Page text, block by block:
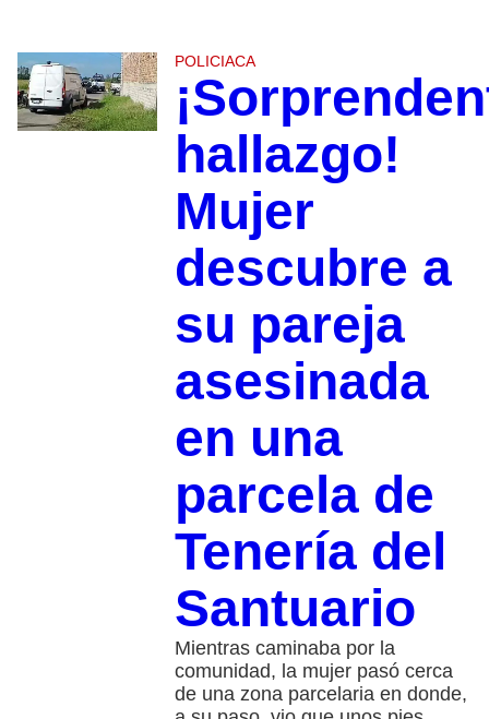
POLICIACA
hallazgo!
Mujer
descubre a
su pareja
asesinada
en una
parcela de
Tenería del
Santuario
Mientras caminaba por la
comunidad, la mujer pasó cerca
de una zona parcelaria en donde,